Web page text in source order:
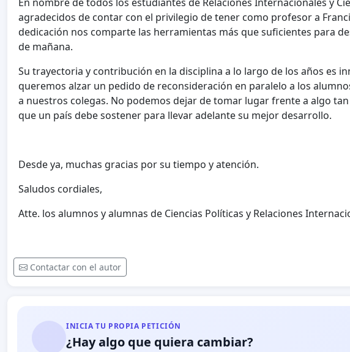
agradecidos de contar con el privilegio de tener como profesor a
dedicación nos comparte las herramientas más que suficientes para
de mañana.
Su trayectoria y contribución en la disciplina a lo largo de los años es
queremos alzar un pedido de reconsideración en paralelo a los
a nuestros colegas. No podemos dejar de tomar lugar frente a algo
que un país debe sostener para llevar adelante su mejor desarrollo.
Desde ya, muchas gracias por su tiempo y atención.
Saludos cordiales,
Atte. los alumnos y alumnas de Ciencias Políticas y Relaciones
Contactar con el autor
INICIA TU PROPIA PETICIÓN
¿Hay algo que quiera cambiar?